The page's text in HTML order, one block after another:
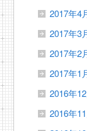
2017年4
2017年3
2017年2
2017年1
2016年
2016年